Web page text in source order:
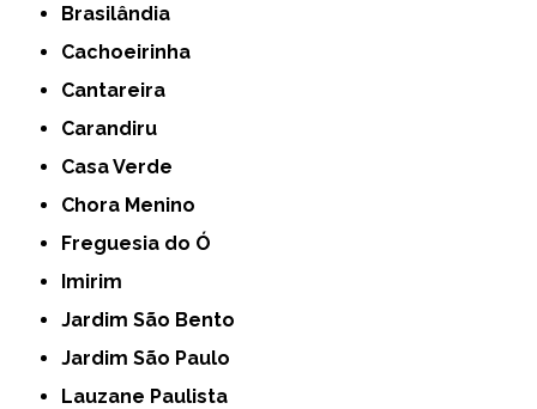
Brasilândia
Cachoeirinha
Cantareira
Carandiru
Casa Verde
Chora Menino
Freguesia do Ó
Imirim
Jardim São Bento
Jardim São Paulo
Lauzane Paulista